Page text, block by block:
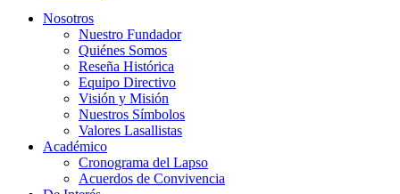
Nosotros
Nuestro Fundador
Quiénes Somos
Reseña Histórica
Equipo Directivo
Visión y Misión
Nuestros Símbolos
Valores Lasallistas
Académico
Cronograma del Lapso
Acuerdos de Convivencia